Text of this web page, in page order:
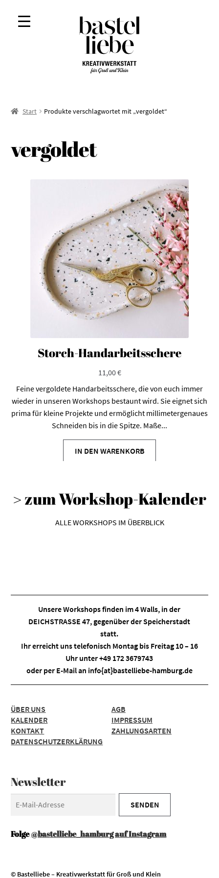
Zur
Navigation
springen
Zum
Inhalt
springen
Start Produkte verschlagwortet mit „vergoldet“
vergoldet
Storch-Handarbeitsschere
11,00€
Feine vergoldete Handarbeitsschere, die von euch immer
wieder in unseren Workshops bestaunt wird. Sie eignet sich
prima für kleine Projekte und ermöglicht millimetergenaues
Schneiden bis in die Spitze. Maße...
IN DEN WARENKORB
> zum Workshop-Kalender
ALLE WORKSHOPS IM ÜBERBLICK
Unsere Workshops finden im4 Walls, in der
DEICHSTRASSE 47, gegenüber der Speicherstadt
statt.
Ihr erreicht uns telefonisch Montag bis Freitag 10 – 16
Uhr unter +49 172 3679743
oder per E-Mail an info{at}bastelliebe-hamburg.de
ÜBER UNS
KALENDER
KONTAKT
DATENSCHUTZERKLÄRUNG
AGB
IMPRESSUM
ZAHLUNGSARTEN
Newsletter
Folge@bastelliebe_hamburg auf Instagram
© Bastelliebe – Kreativwerkstatt für Groß und Klein